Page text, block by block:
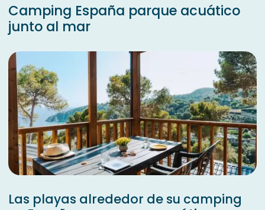
Camping España parque acuático
junto al mar
Las playas alrededor de su camping